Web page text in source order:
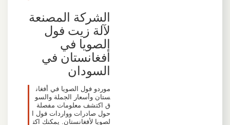
الشركة المصنعة
لآلة زيت فول
الصويا في
أفغانستان في
السودان
موردو فول الصويا في أفغان
ستان وأسعار الجملة والسو
ق اكتشف معلومات مفصلة
حول صادرات وواردات فول ا
لصويا لأفغانستان. يمكنك اكت